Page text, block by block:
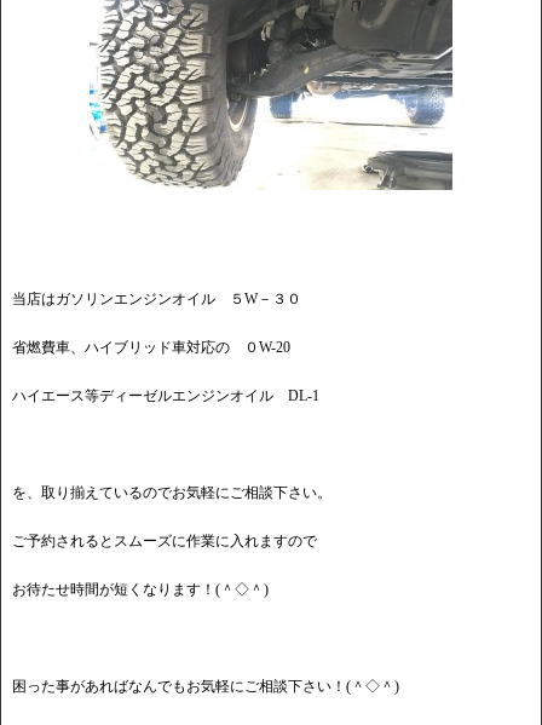
当店はガソリンエンジンオイル ５W－３０
省燃費車、ハイブリッド車対応の ０W-20
ハイエース等ディーゼルエンジンオイル DL-1
を、取り揃えているのでお気軽にご相談下さい。
ご予約されるとスムーズに作業に入れますので
お待たせ時間が短くなります！(＾◇＾)
困った事があればなんでもお気軽にご相談下さい！(＾◇＾)